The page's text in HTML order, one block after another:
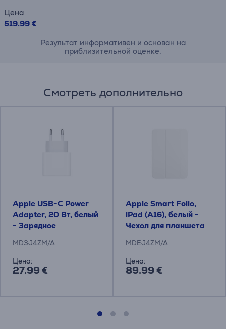
Цена
519.99 €
Результат информативен и основан на
приблизительной оценке.
Смотреть дополнительно
Apple USB-C Power
Adapter, 20 Вт, белый
- Зарядное
MD3J4ZM/A
Цена:
27.99 €
Apple Smart Folio,
iPad (A16), белый -
Чехол для планшета
MDEJ4ZM/A
Цена:
89.99 €